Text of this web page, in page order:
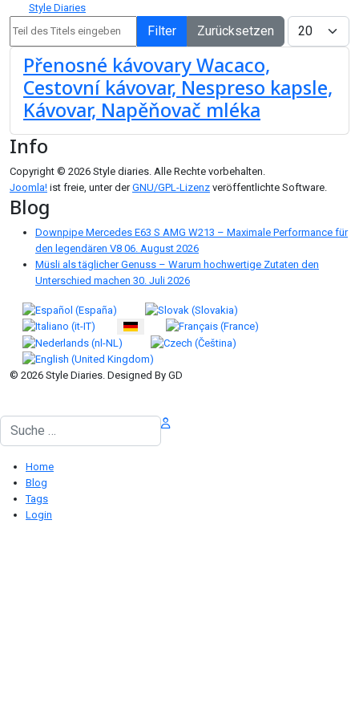
Style Diaries
Filter Zurücksetzen
Anzeige #
Přenosné kávovary Wacaco,
Cestovní kávovar, Nespreso kapsle,
Kávovar, Napěňovač mléka
Info
Copyright © 2026 Style diaries. Alle Rechte vorbehalten.
Joomla! ist freie, unter derGNU/GPL-Lizenz veröffentlichte Software.
Blog
Downpipe Mercedes E63 S AMG W213 – Maximale Performance für
den legendären V8 06. August 2026
Müsli als täglicher Genuss – Warum hochwertige Zutaten den
Unterschied machen 30. Juli 2026
Sprache auswählen
© 2026 Style Diaries. Designed By GD
Suchen
Home
Blog
Tags
Login